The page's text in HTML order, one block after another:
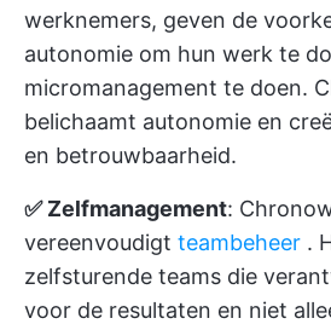
werknemers, geven de
autonomie om hun werk te
micromanagement te doen.
belichaamt autonomie en
en betrouwbaarheid.
✅ Zelfmanagement:
vereenvoudigt teambeheer .
zelfsturende teams die
voor de resultaten en niet